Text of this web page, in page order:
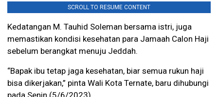
SCROLL TO RESUME CONTENT
Kedatangan M. Tauhid Soleman bersama istri, juga
memastikan kondisi kesehatan para Jamaah Calon Haji
sebelum berangkat menuju Jeddah.
“Bapak ibu tetap jaga kesehatan, biar semua rukun haji
bisa dikerjakan,” pinta Wali Kota Ternate, baru dihubungi